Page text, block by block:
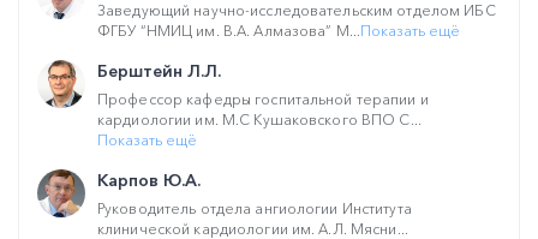
Заведующий научно-исследовательским отделом ИБС
ФГБУ “НМИЦ им. В.А. Алмазова” М...Показать ещё
Берштейн Л.Л.
Профессор кафедры госпитальной терапии и
кардиологии им. М.С Кушаковского ВПО С...
Показать ещё
Карпов Ю.А.
Руководитель отдела ангиологии Института
клинической кардиологии им. А.Л. Мясни...